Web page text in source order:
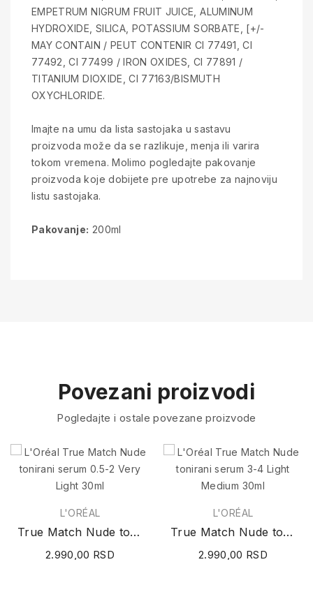
EMPETRUM NIGRUM FRUIT JUICE, ALUMINUM
HYDROXIDE, SILICA, POTASSIUM SORBATE, [+/-
MAY CONTAIN / PEUT CONTENIR CI 77491, CI
77492, CI 77499 / IRON OXIDES, CI 77891 /
TITANIUM DIOXIDE, CI 77163/BISMUTH
OXYCHLORIDE.
Imajte na umu da lista sastojaka u sastavu
proizvoda može da se razlikuje, menja ili varira
tokom vremena. Molimo pogledajte pakovanje
proizvoda koje dobijete pre upotrebe za najnoviju
listu sastojaka.
Pakovanje: 200ml
Povezani proizvodi
Pogledajte i ostale povezane proizvode
L'ORÉAL
True Match Nude tonirani serum 0.5-2 Very Light...
2.990,00 RSD
L'ORÉAL
True Match Nude tonirani serum 3-4 Light Medium...
2.990,00 RSD